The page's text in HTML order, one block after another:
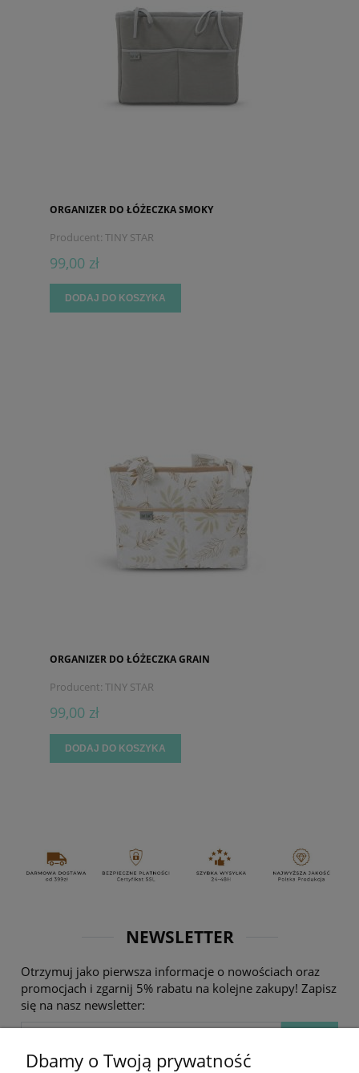
ORGANIZER DO ŁÓŻECZKA SMOKY
Producent: TINY STAR
99,00 zł
DODAJ DO KOSZYKA
ORGANIZER DO ŁÓŻECZKA GRAIN
Producent: TINY STAR
99,00 zł
DODAJ DO KOSZYKA
NEWSLETTER
Otrzymuj jako pierwsza informacje o nowościach oraz
promocjach i zgarnij 5% rabatu na kolejne zakupy! Zapisz
się na nasz newsletter:
Dbamy o Twoją prywatność